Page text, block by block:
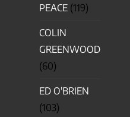
PEACE (119)
COLIN
GREENWOOD
(60)
ED O'BRIEN
(103)